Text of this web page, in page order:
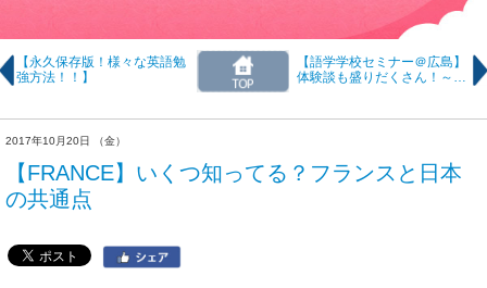
【永久保存版！様々な英語勉
強方法！！】
【語学学校セミナー＠広島】
体験談も盛りだくさん！～11
2017年10月20日 （金）
【FRANCE】いくつ知ってる？フランスと日本
の共通点